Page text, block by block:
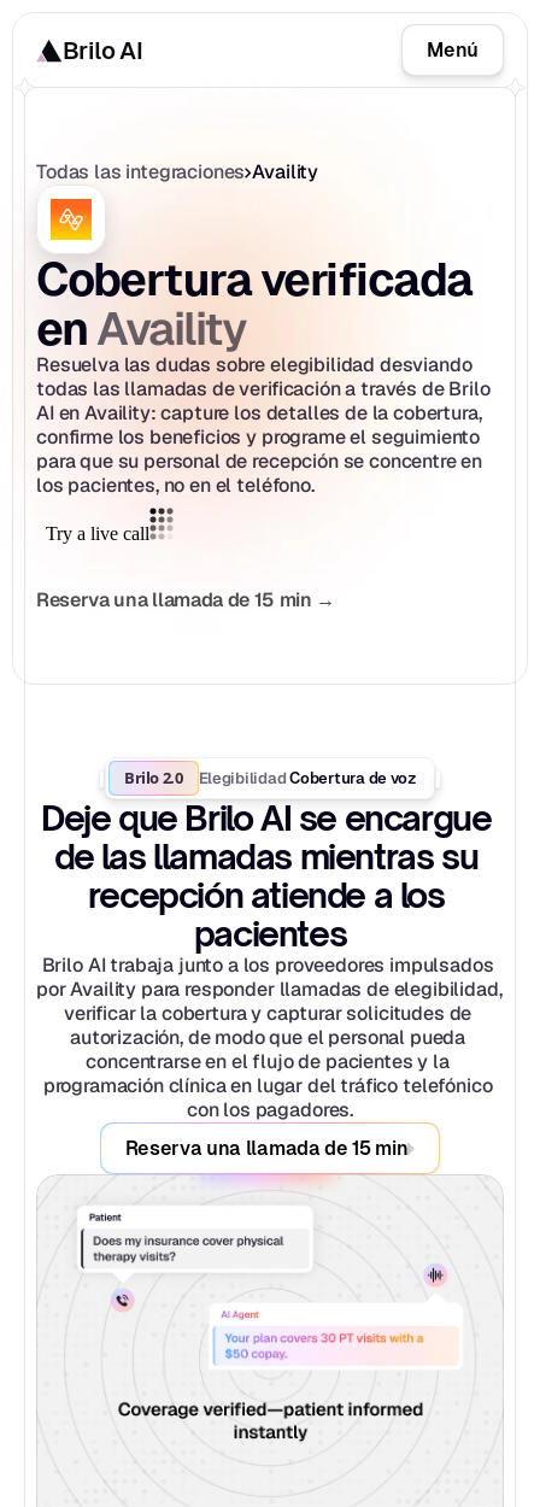
Brilo AI Menú
Todas las integraciones Availity
Cobertura verificada
en Availity
Resuelva las dudas sobre elegibilidad desviando
todas las llamadas de verificación a través de Brilo
AI en Availity: capture los detalles de la cobertura,
confirme los beneficios y programe el seguimiento
para que su personal de recepción se concentre en
los pacientes, no en el teléfono.
Reserva una llamada de 15 min →
Brilo 2.0 Elegibilidad Cobertura de voz
Deje que Brilo AI se encargue
de las llamadas mientras su
recepción atiende a los
pacientes
Brilo AI trabaja junto a los proveedores impulsados
por Availity para responder llamadas de elegibilidad,
verificar la cobertura y capturar solicitudes de
autorización, de modo que el personal pueda
concentrarse en el flujo de pacientes y la
programación clínica en lugar del tráfico telefónico
con los pagadores.
Reserva una llamada de 15 min